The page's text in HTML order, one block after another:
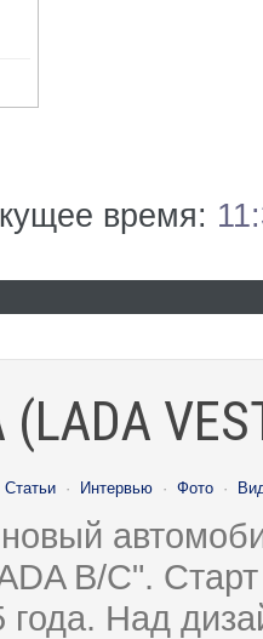
время:
Статьи · Интервью · Фото ·
B/C".
года. Над